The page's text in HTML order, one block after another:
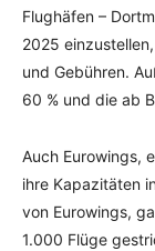
Flughäfen –
2025
und Gebühren.
60 % und die ab
Auch Eurowings,
ihre Kapazitäten
von Eurowings,
1.000 Flüge